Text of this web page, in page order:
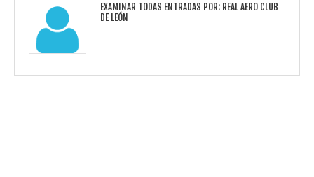
EXAMINAR TODAS ENTRADAS POR: REAL AERO CLUB
DE LEÓN